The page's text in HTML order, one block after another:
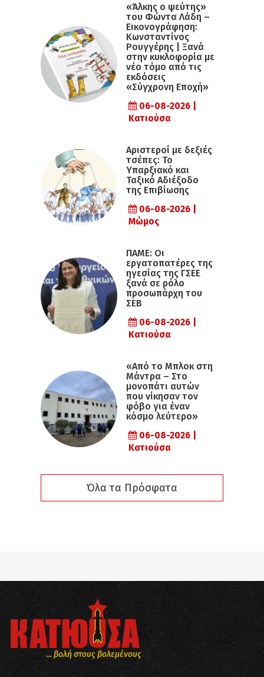
«Άλκης ο ψεύτης»
του Φώντα Λάδη –
Εικονογράφηση:
Κωνσταντίνος
Ρουγγέρης | Ξανά
στην κυκλοφορία με
νέο τόμο από τις
εκδόσεις
«Σύγχρονη Εποχή»
06-08-2026 |
Κατιούσα
Αριστεροί με δεξιές
τσέπες: Το
Υπαρξιακό και
Ταξικό Αδιέξοδο
της Επιβίωσης
06-08-2026 |
Μώμος
ΠΑΜΕ: Οι
εργατοπατέρες της
ηγεσίας της ΓΣΕΕ
ξανά σε ρόλο
προσωπάρχη του
ΣΕΒ
06-08-2026 |
Κατιούσα
«Από το Μπλοκ στη
Μάντρα – Στο
μονοπάτι αυτών
που νίκησαν τον
φόβο για έναν
κόσμο λεύτερο»
06-08-2026 |
Κατιούσα
Όλα τα Πρόσφατα
... βολή στους βολεμένους